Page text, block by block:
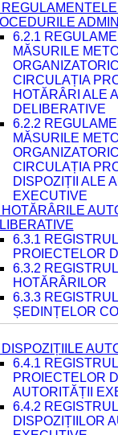
6.2.1
MĂSURILE
CIRCULAȚIA
HOTĂRÂRI ALE
DELIBERATIVE
6.2.2
MĂSURILE
CIRCULAȚIA
DISPOZIȚII ALE
EXECUTIVE
6.3.1
PROIECTELOR
6.3.2
HOTĂRÂRILOR
6.3.3
ȘEDINȚELOR
6.4.1
PROIECTELOR
AUTORITĂȚII
6.4.2
DISPOZIȚIILOR